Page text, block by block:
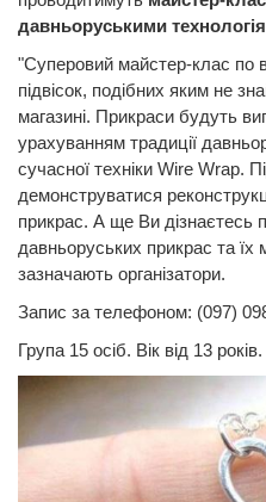
давньоруськими
"Суперовий майстер-клас по
підвісок, подібних яким не
магазині. Прикраси будуть
урахуванням традиції
сучасної техніки Wire Wrap.
демонструватися
прикрас. А ще Ви дізнаєтесь
давньоруських прикрас та їх
зазначають організатори.
Запис за телефоном: (097)
Група 15 осіб. Вік від 13 років.